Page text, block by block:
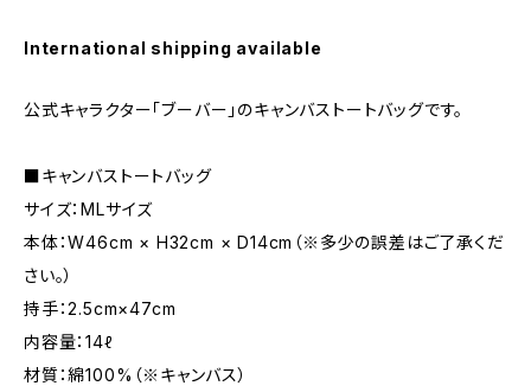
International shipping available
公式キャラクター「ブーバー」のキャンバストートバッグです。
■キャンバストートバッグ
サイズ：MLサイズ
本体：W46cm × H32cm × D14cm（※多少の誤差はご了承くだ
さい。）
持手：2.5cm×47cm
内容量：14ℓ
材質：綿100%（※キャンバス）